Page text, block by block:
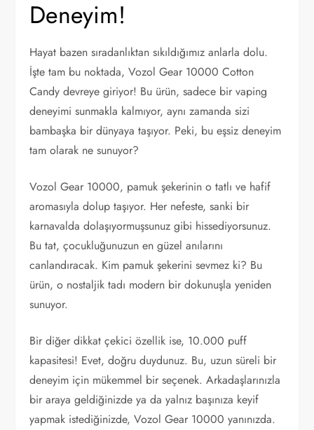
Deneyim!
Hayat bazen sıradanlıktan sıkıldığımız anlarla dolu.
İşte tam bu noktada, Vozol Gear 10000 Cotton
Candy devreye giriyor! Bu ürün, sadece bir vaping
deneyimi sunmakla kalmıyor, aynı zamanda sizi
bambaşka bir dünyaya taşıyor. Peki, bu eşsiz deneyim
tam olarak ne sunuyor?
Vozol Gear 10000, pamuk şekerinin o tatlı ve hafif
aromasıyla dolup taşıyor. Her nefeste, sanki bir
karnavalda dolaşıyormuşsunuz gibi hissediyorsunuz.
Bu tat, çocukluğunuzun en güzel anılarını
canlandıracak. Kim pamuk şekerini sevmez ki? Bu
ürün, o nostaljik tadı modern bir dokunuşla yeniden
sunuyor.
Bir diğer dikkat çekici özellik ise, 10.000 puff
kapasitesi! Evet, doğru duydunuz. Bu, uzun süreli bir
deneyim için mükemmel bir seçenek. Arkadaşlarınızla
bir araya geldiğinizde ya da yalnız başınıza keyif
yapmak istediğinizde, Vozol Gear 10000 yanınızda.